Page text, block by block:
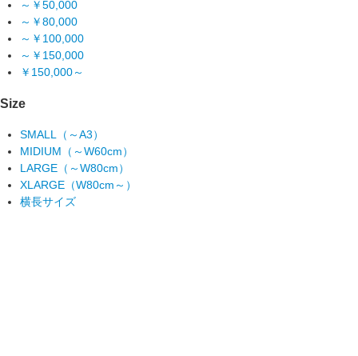
～￥50,000
～￥80,000
～￥100,000
～￥150,000
￥150,000～
Size
SMALL（～A3）
MIDIUM（～W60cm）
LARGE（～W80cm）
XLARGE（W80cm～）
横長サイズ